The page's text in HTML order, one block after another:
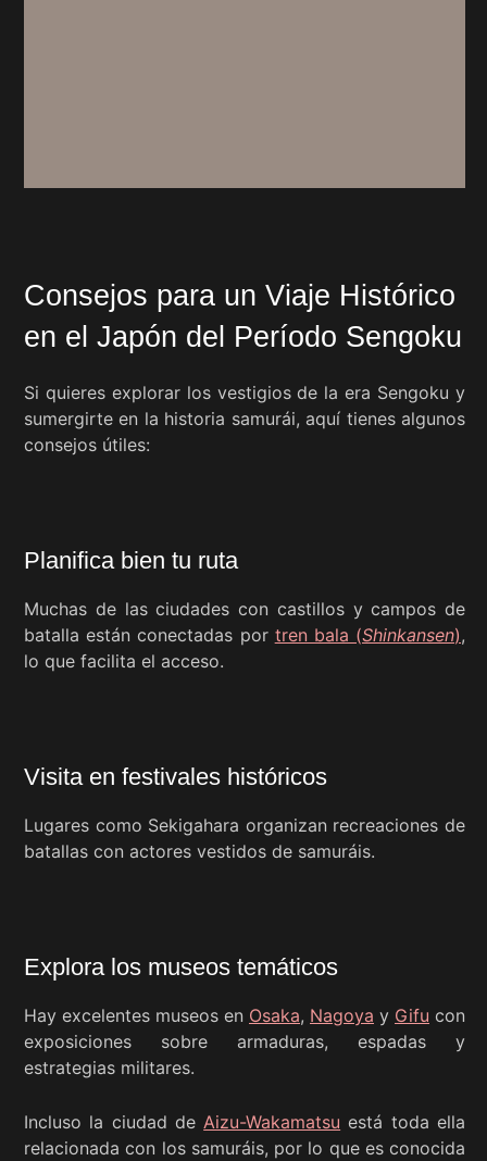
Consejos para un Viaje Histórico
en el Japón del Período Sengoku
Si quieres explorar los vestigios de la era Sengoku y
sumergirte en la historia samurái, aquí tienes algunos
consejos útiles:
Planifica bien tu ruta
Muchas de las ciudades con castillos y campos de
batalla están conectadas por tren bala (Shinkansen),
lo que facilita el acceso.
Visita en festivales históricos
Lugares como Sekigahara organizan recreaciones de
batallas con actores vestidos de samuráis.
Explora los museos temáticos
Hay excelentes museos en Osaka, Nagoya y Gifu con
exposiciones sobre armaduras, espadas y
estrategias militares.
Incluso la ciudad deAizu-Wakamatsu está toda ella
relacionada con los samuráis, por lo que es conocida